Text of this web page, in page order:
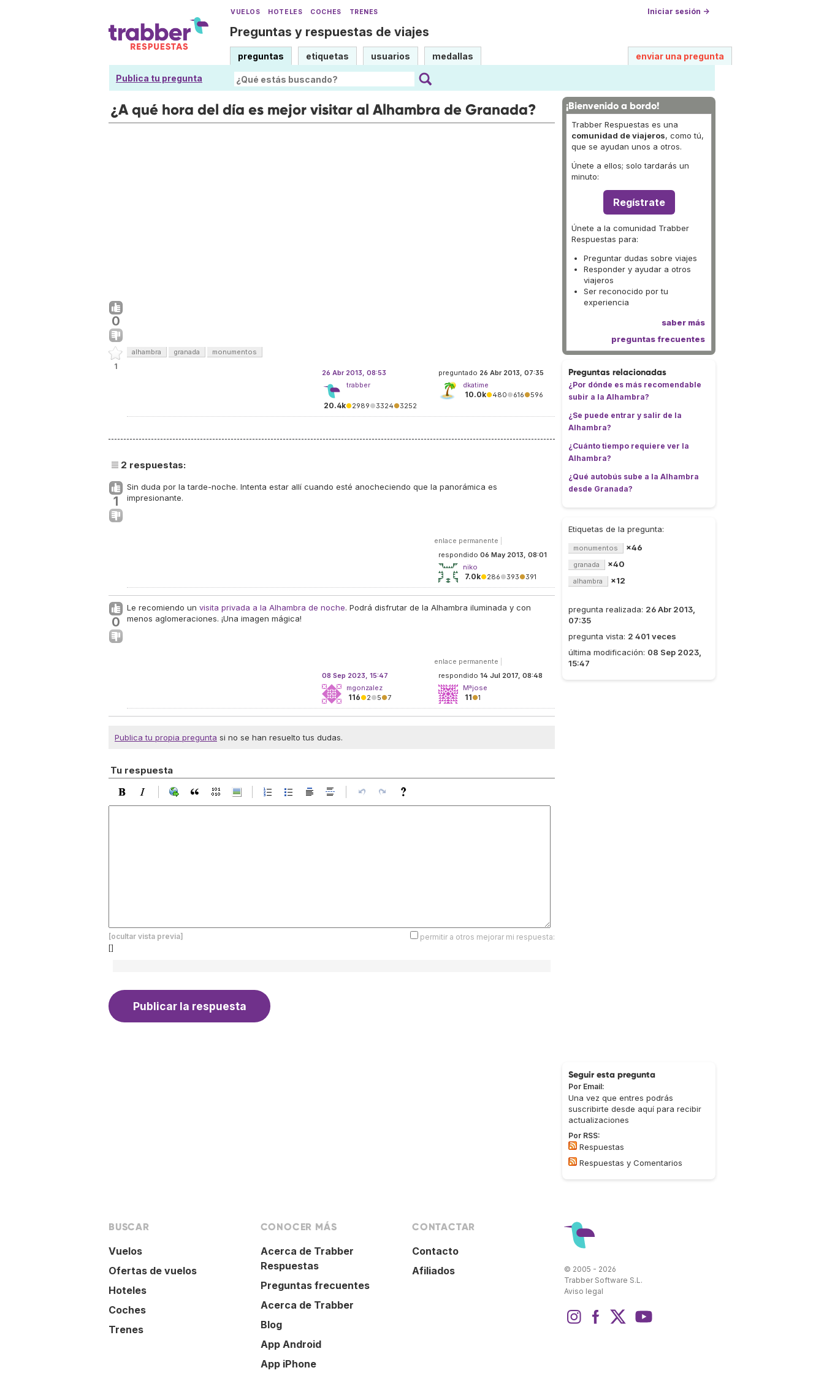
VUELOS HOTELES COCHES TRENES Iniciar sesión →
Preguntas y respuestas de viajes
preguntas etiquetas usuarios medallas enviar una pregunta
Publica tu pregunta
¿A qué hora del día es mejor visitar al Alhambra de Granada?
0
1
alhambra granada monumentos
preguntado 26 Abr 2013, 07:35
dkatime
10.0k●480●616●596
26 Abr 2013, 08:53
trabber
20.4k●2989●3324●3252
2 respuestas:
1
Sin duda por la tarde-noche. Intenta estar allí cuando esté anocheciendo que la panorámica es
impresionante.
enlace permanente
respondido 06 May 2013, 08:01
niko
7.0k●286●393●391
0
Le recomiendo un visita privada a la Alhambra de noche. Podrá disfrutar de la Alhambra iluminada y con
menos aglomeraciones. ¡Una imagen mágica!
enlace permanente
respondido 14 Jul 2017, 08:48
Mªjose
11●1
08 Sep 2023, 15:47
mgonzalez
116●2●5●7
Publica tu propia pregunta si no se han resuelto tus dudas.
Tu respuesta
[ocultar vista previa]
permitir a otros mejorar mi respuesta:
[]
¡Bienvenido a bordo!
Trabber Respuestas es una
comunidad de viajeros, como tú,
que se ayudan unos a otros.
Únete a ellos; solo tardarás un
minuto:
Regístrate
Únete a la comunidad Trabber
Respuestas para:
Preguntar dudas sobre viajes
Responder y ayudar a otros
viajeros
Ser reconocido por tu
experiencia
saber más
preguntas frecuentes
Preguntas relacionadas
¿Por dónde es más recomendable
subir a la Alhambra?
¿Se puede entrar y salir de la
Alhambra?
¿Cuánto tiempo requiere ver la
Alhambra?
¿Qué autobús sube a la Alhambra
desde Granada?
Etiquetas de la pregunta:
monumentos ×46
granada ×40
alhambra ×12
pregunta realizada: 26 Abr 2013,
07:35
pregunta vista: 2 401 veces
última modificación: 08 Sep 2023,
15:47
Seguir esta pregunta
Por Email:
Una vez que entres podrás
suscribirte desde aquí para recibir
actualizaciones
Por RSS:
Respuestas
Respuestas y Comentarios
BUSCAR
Vuelos
Ofertas de vuelos
Hoteles
Coches
Trenes
CONOCER MÁS
Acerca de Trabber
Respuestas
Preguntas frecuentes
Acerca de Trabber
Blog
App Android
App iPhone
CONTACTAR
Contacto
Afiliados
© 2005 - 2026
Trabber Software S.L.
Aviso legal